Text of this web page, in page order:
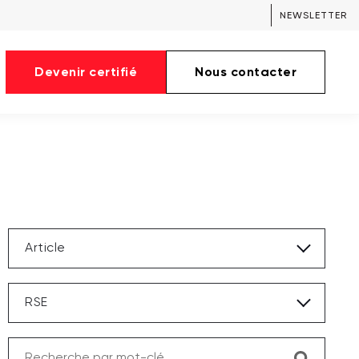
NEWSLETTER
Devenir certifié Nous contacter
Article
RSE